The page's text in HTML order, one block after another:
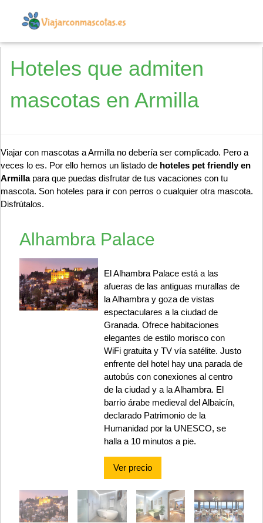
Hoteles que admiten
mascotas en Armilla
Viajar con mascotas a Armilla no debería ser complicado. Pero a
veces lo es. Por ello hemos un listado de hoteles pet friendly en
Armillapara que puedas disfrutar de tus vacaciones con tu
mascota. Son hoteles para ir con perros o cualquier otra mascota.
Disfrútalos.
Alhambra Palace
El Alhambra Palace está a las
afueras de las antiguas murallas de
la Alhambra y goza de vistas
espectaculares a la ciudad de
Granada. Ofrece habitaciones
elegantes de estilo morisco con
WiFi gratuita y TV vía satélite. Justo
enfrente del hotel hay una parada de
autobús con conexiones al centro
de la ciudad y a la Alhambra. El
barrio árabe medieval del Albaicín,
declarado Patrimonio de la
Humanidad por la UNESCO, se
halla a 10 minutos a pie.
Ver precio